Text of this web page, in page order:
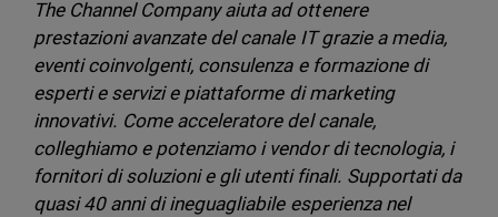
The Channel Company aiuta ad ottenere
prestazioni avanzate del canale IT grazie a media,
eventi coinvolgenti, consulenza e formazione di
esperti e servizi e piattaforme di marketing
innovativi. Come acceleratore del canale,
colleghiamo e potenziamo i vendor di tecnologia, i
fornitori di soluzioni e gli utenti finali. Supportati da
quasi 40 anni di ineguagliabile esperienza nel